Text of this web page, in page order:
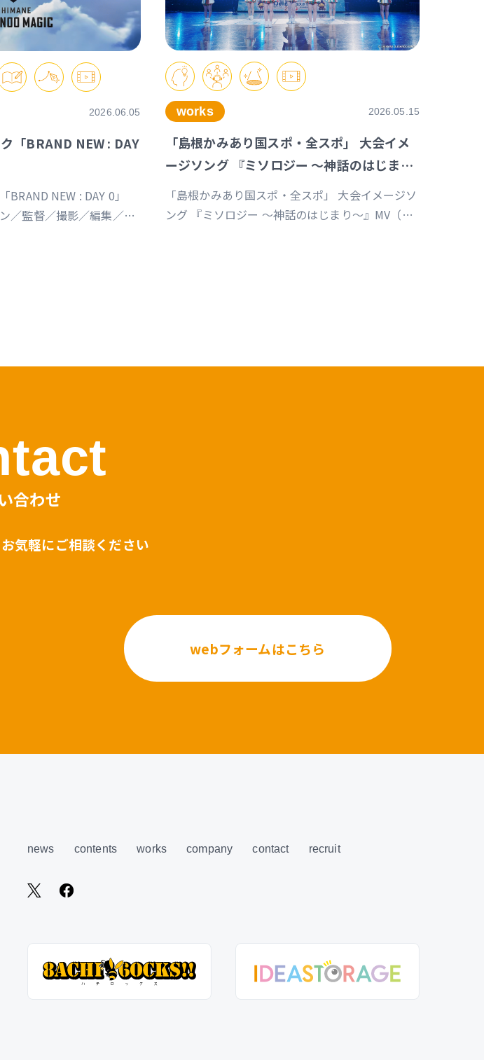
2026.06.05
「BRAND NEW : DAY
NEW : DAY 0」
／監督／撮影／編集／制
works 2026.05.15
「島根かみあり国スポ・全スポ」 大会イメ
ージソング 『ミソロジー ～神話のはじまり
～』MV
「島根かみあり国スポ・全スポ」 大会イメージソ
ング 『ミソロジー ～神話のはじまり～』MV（企
合わせ
気軽にご相談ください
webフォームはこちら
news contents works company contact recruit